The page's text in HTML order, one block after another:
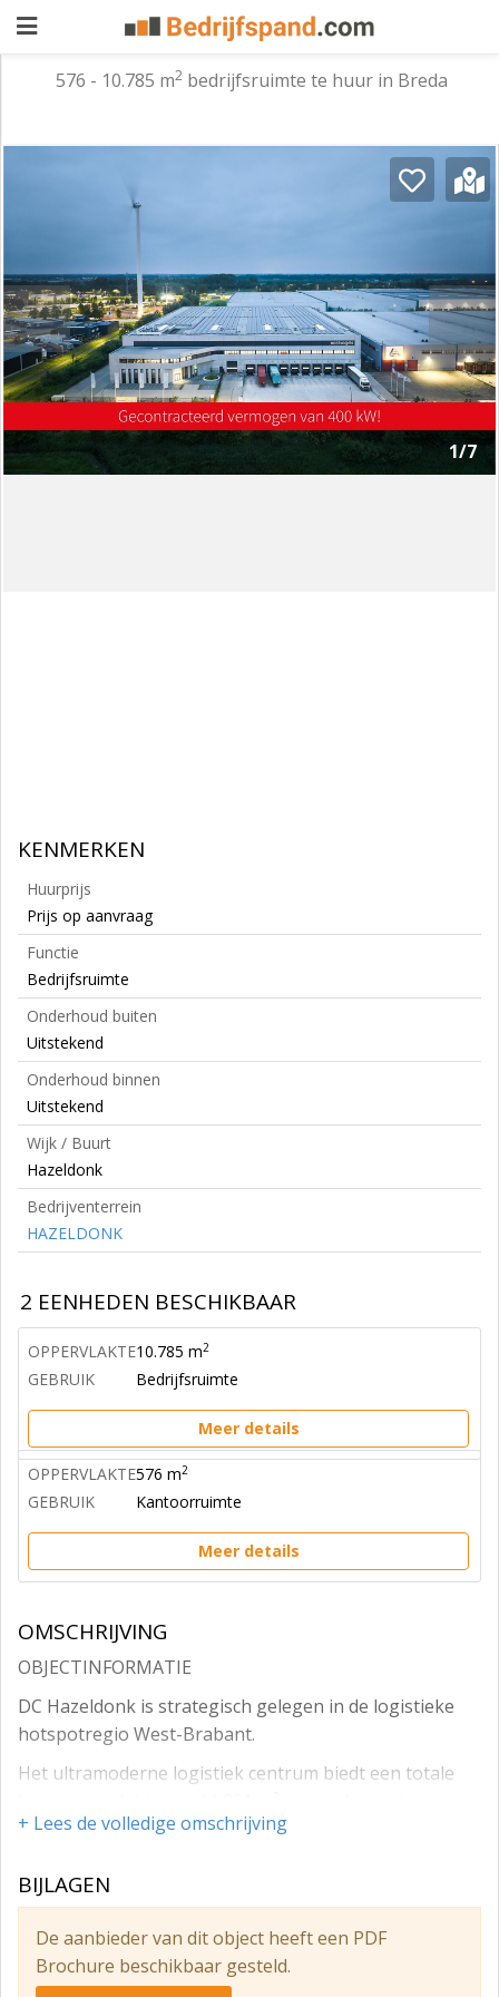
adverteren
Premium
adverteren
Blog
Registreren
Login
576 - 10.785 m2 bedrijfsruimte te huur in Breda
1/7
KENMERKEN
Huurprijs
Prijs op aanvraag
Functie
Bedrijfsruimte
Onderhoud buiten
Uitstekend
Onderhoud binnen
Uitstekend
Wijk / Buurt
Hazeldonk
Bedrijventerrein
HAZELDONK
2 EENHEDEN BESCHIKBAAR
OPPERVLAKTE10.785 m2
GEBRUIK Bedrijfsruimte
Meer details
OPPERVLAKTE576 m2
GEBRUIK Kantoorruimte
Meer details
OMSCHRIJVING
OBJECTINFORMATIE
DC Hazeldonk is strategisch gelegen in de logistieke
hotspotregio West-Brabant.
Het ultramoderne logistiek centrum biedt een totale
bereikbaarheid, design en duurzaamheid.
New Construction "Excellent" en BREEAM In Use "Very
LOCATIE
+ Lees de volledige omschrijving
BIJLAGEN
De aanbieder van dit object heeft een PDF
Brochure beschikbaar gesteld.